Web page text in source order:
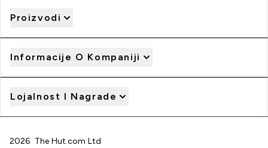
Proizvodi
Informacije O Kompaniji
Lojalnost I Nagrade
2026 The Hut.com Ltd